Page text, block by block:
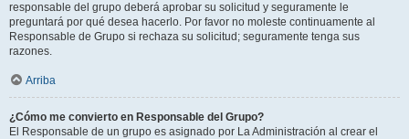
responsable del grupo deberá aprobar su solicitud y seguramente le
preguntará por qué desea hacerlo. Por favor no moleste continuamente al
Responsable de Grupo si rechaza su solicitud; seguramente tenga sus
razones.
Arriba
¿Cómo me convierto en Responsable del Grupo?
El Responsable de un grupo es asignado por La Administración al crear el